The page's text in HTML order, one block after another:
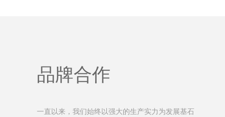
品牌合作
一直以来，我们始终以强大的生产实力为发展基石